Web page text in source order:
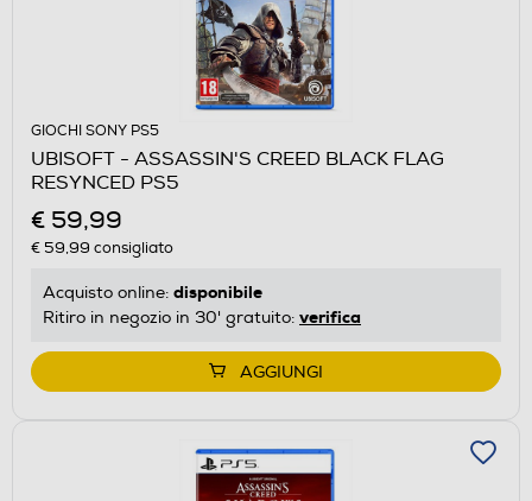
GIOCHI SONY PS5
UBISOFT - ASSASSIN'S CREED BLACK FLAG
RESYNCED PS5
€ 59,99
€ 59,99 consigliato
Acquisto online: disponibile
Ritiro in negozio in 30' gratuito: verifica
AGGIUNGI